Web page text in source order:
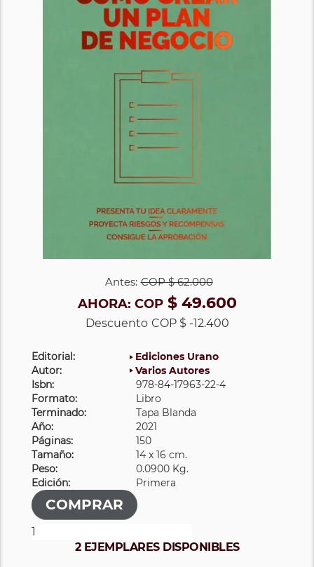
Antes: COP$ 62.000
AHORA: COP$ 49.600
Descuento COP $ -12.400
Editorial:
Ediciones Urano
Autor:
Varios Autores
Isbn:
978-84-17963-22-4
Formato:
Libro
Terminado:
Tapa Blanda
Año:
2021
Páginas:
150
Tamaño:
14 x 16 cm.
Peso:
0.0900 Kg.
Edición:
Primera
2 EJEMPLARES DISPONIBLES